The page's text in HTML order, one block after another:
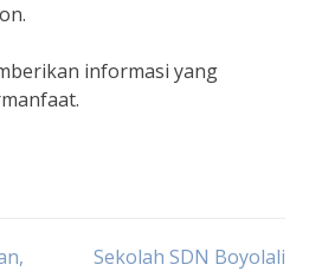
informasi yang
Sekolah SDN Boyolali